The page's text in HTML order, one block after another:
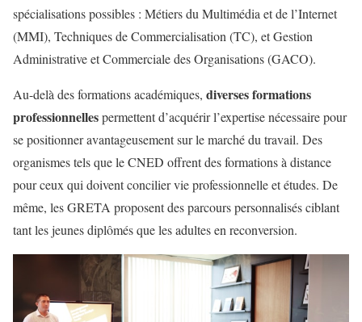
spécialisations possibles : Métiers du Multimédia et de l’Internet
(MMI), Techniques de Commercialisation (TC), et Gestion
Administrative et Commerciale des Organisations (GACO).
Au-delà des formations académiques, diverses formations
professionnellespermettent d’acquérir l’expertise nécessaire pour
se positionner avantageusement sur le marché du travail. Des
organismes tels que le CNED offrent des formations à distance
pour ceux qui doivent concilier vie professionnelle et études. De
même, les GRETA proposent des parcours personnalisés ciblant
tant les jeunes diplômés que les adultes en reconversion.